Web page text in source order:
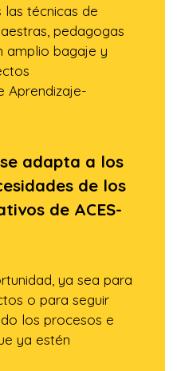
técnicas de
pedagogas
amplio bagaje y
Aprendizaje-
adapta a los
de los
de ACES-
ya sea para
o para seguir
los procesos e
ya estén